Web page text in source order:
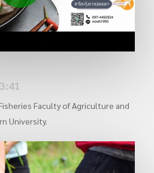
3:41
Faculty of Agriculture and
University.